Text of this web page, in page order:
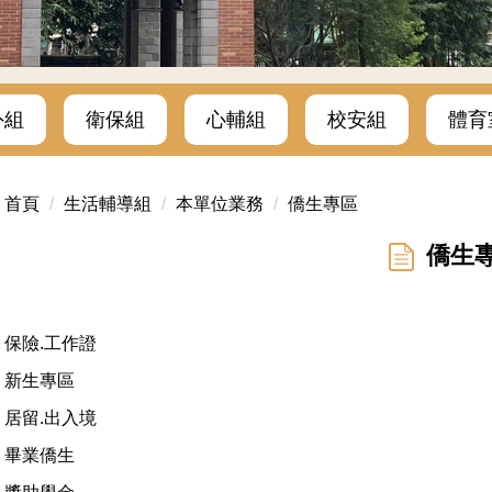
衛保組 心輔組 校安組 體育
首頁 生活輔導組 本單位業務 僑生專區
僑生
保險.工作證
新生專區
居留.出入境
畢業僑生